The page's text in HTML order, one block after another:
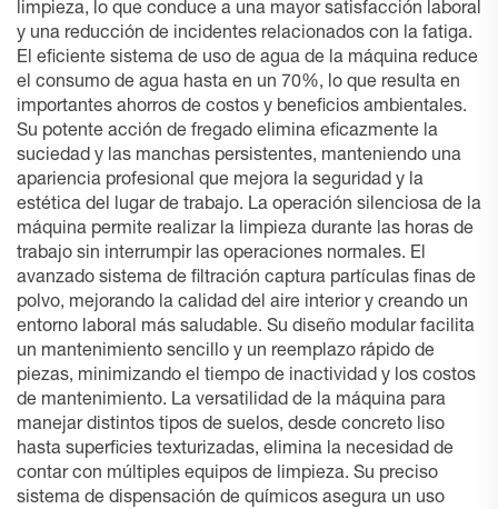
limpieza, lo que conduce a una mayor satisfacción laboral
y una reducción de incidentes relacionados con la fatiga.
El eficiente sistema de uso de agua de la máquina reduce
el consumo de agua hasta en un 70%, lo que resulta en
importantes ahorros de costos y beneficios ambientales.
Su potente acción de fregado elimina eficazmente la
suciedad y las manchas persistentes, manteniendo una
apariencia profesional que mejora la seguridad y la
estética del lugar de trabajo. La operación silenciosa de la
máquina permite realizar la limpieza durante las horas de
trabajo sin interrumpir las operaciones normales. El
avanzado sistema de filtración captura partículas finas de
polvo, mejorando la calidad del aire interior y creando un
entorno laboral más saludable. Su diseño modular facilita
un mantenimiento sencillo y un reemplazo rápido de
piezas, minimizando el tiempo de inactividad y los costos
de mantenimiento. La versatilidad de la máquina para
manejar distintos tipos de suelos, desde concreto liso
hasta superficies texturizadas, elimina la necesidad de
contar con múltiples equipos de limpieza. Su preciso
sistema de dispensación de químicos asegura un uso